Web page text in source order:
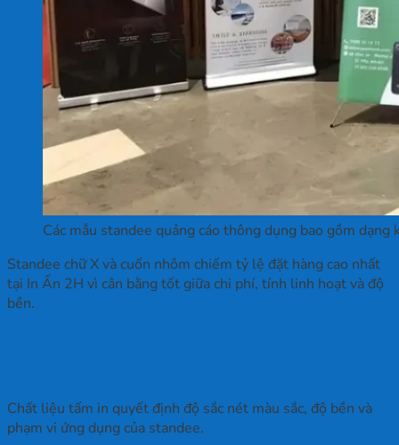
Các mẫu standee quảng cáo thông dụng bao gồm
Standee chữ X và cuốn nhôm chiếm tỷ lệ đặt hàng cao nhất
tại In Ấn 2H vì cân bằng tốt giữa chi phí, tính linh hoạt và độ
bền.
Chất liệu tấm in quyết định độ sắc nét màu sắc, độ bền và
phạm vi ứng dụng của standee.